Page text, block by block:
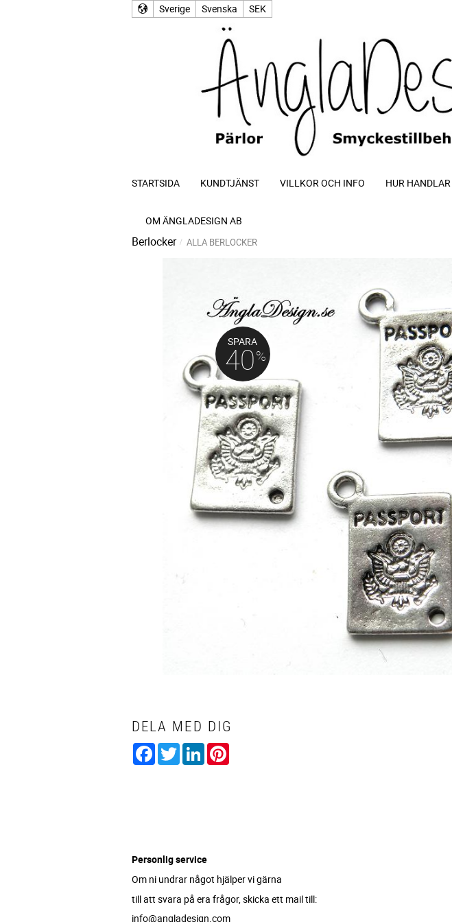
Sverige Svenska SEK
STARTSIDA KUNDTJÄNST VILLKOR OCH INFO HUR
OM ÄNGLADESIGN AB
Berlocker ALLA BERLOCKER
SPARA
40%
DELA MED DIG
Facebook
TwitterLinkedIn
Personlig service
Om ni undrar något hjälper vi gärna
till att svara på era frågor, skicka ett mail till:
info@angladesign.com